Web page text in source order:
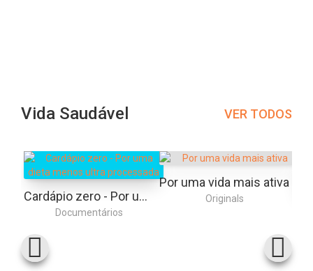
Vida Saudável VER TODOS
Cardápio zero - Por uma dieta menos ultra processada
Documentários
Por uma vida mais ativa
Originals